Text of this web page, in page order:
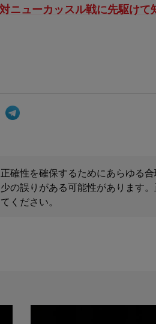
ニューカッスル戦に先駆けて
確性を確保するためにあらゆる
の誤りがある可能性があります
ください。